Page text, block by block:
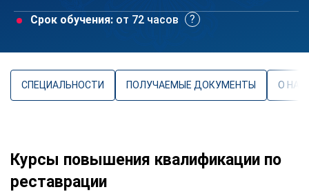
Срок обучения: от 72 часов
СПЕЦИАЛЬНОСТИ ПОЛУЧАЕМЫЕ ДОКУМЕНТЫ О
Курсы повышения квалификации по
реставрации